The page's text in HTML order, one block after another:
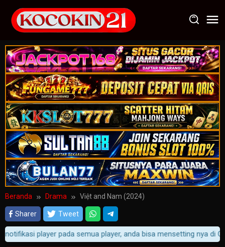
konten
Beranda Drama Việt and Nam (2024)
Sharer Tweet
player pada semua player, anda bisa mensetting nya di